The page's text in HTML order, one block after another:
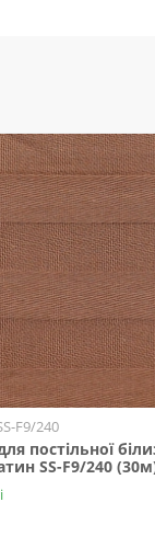
F9/240
постільної
SS-F9/240